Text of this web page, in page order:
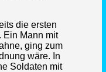
die ersten
Ein Mann mit
ging zum
wäre. In
Soldaten mit